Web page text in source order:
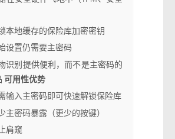
本地缓存的保险库加密密钥
设置仍需要主密码
识别提供便利，而不是主密码的
可用性优势
输入主密码即可快速解锁保险库
主密码暴露（更少的按键）
肩窥